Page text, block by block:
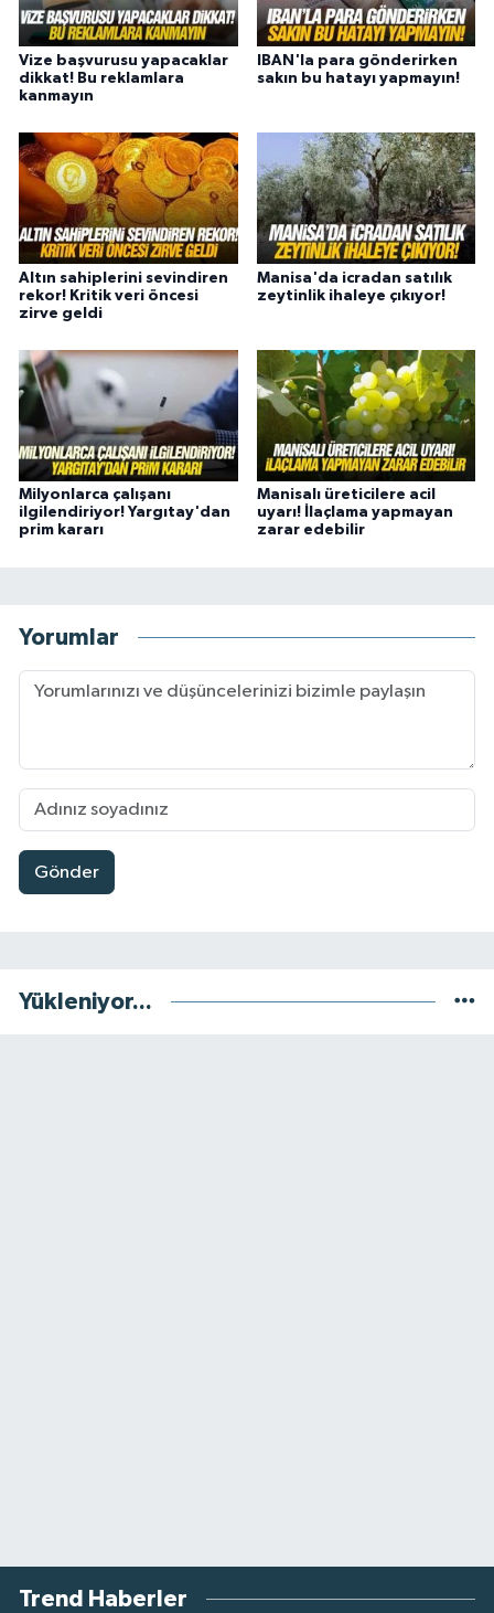
Vize başvurusu yapacaklar
dikkat! Bu reklamlara
kanmayın
IBAN'la para gönderirken
sakın bu hatayı yapmayın!
Altın sahiplerini sevindiren
rekor! Kritik veri öncesi
zirve geldi
Manisa'da icradan satılık
zeytinlik ihaleye çıkıyor!
Milyonlarca çalışanı
ilgilendiriyor! Yargıtay'dan
prim kararı
Manisalı üreticilere acil
uyarı! İlaçlama yapmayan
zarar edebilir
Yorumlar
Gönder
Yükleniyor...
Trend Haberler